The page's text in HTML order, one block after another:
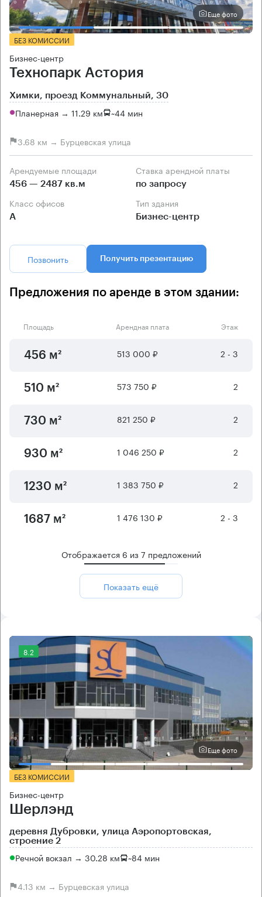
Еще фото
БЕЗ КОМИССИИ
Бизнес-центр
Технопарк Астория
Химки, проезд Коммунальный, 30
Планерная → 11.29 км ~44 мин
3.68 км → Бурцевская улица
Арендуемые площади
456 — 2487 кв.м
Ставка арендной платы
по запросу
Класс офисов
А
Тип здания
Бизнес-центр
Позвонить Получить презентацию
Предложения по аренде в этом здании:
Площадь Арендная плата Этаж
456 м² 513 000 ₽ 2 - 3
510 м² 573 750 ₽ 2
730 м² 821 250 ₽ 2
930 м² 1 046 250 ₽ 2
1230 м² 1 383 750 ₽ 2
1687 м² 1 476 130 ₽ 2 - 3
Отображается 6 из7 предложений
Показать ещё
8.2
Еще фото
БЕЗ КОМИССИИ
Бизнес-центр
Шерлэнд
деревня Дубровки, улица Аэропортовская,
строение 2
Речной вокзал → 30.28 км ~84 мин
4.13 км → Бурцевская улица